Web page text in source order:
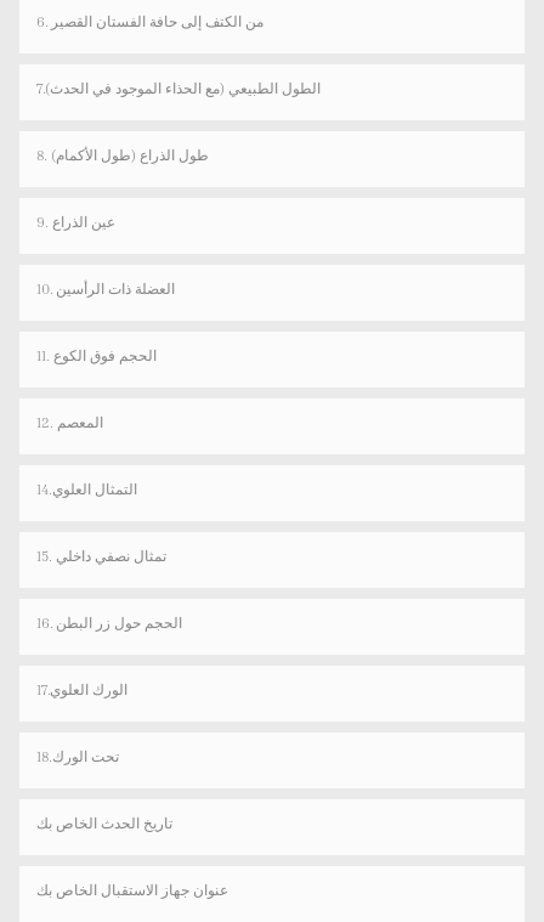
6. من الكتف إلى حافة الفستان القصير
7.الطول الطبيعي (مع الحذاء الموجود في الحدث)
8. طول الذراع (طول الأكمام)
9. عين الذراع
10. العضلة ذات الرأسين
11. الحجم فوق الكوع
12. المعصم
14.التمثال العلوي
15. تمثال نصفي داخلي
16. الحجم حول زر البطن
17.الورك العلوي
18.تحت الورك
تاريخ الحدث الخاص بك
عنوان جهاز الاستقبال الخاص بك